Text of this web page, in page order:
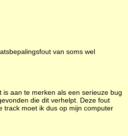
van soms wel
aan te merken als een serieuze bug
die dit verhelpt. Deze fout
track moet ik dus op mijn computer